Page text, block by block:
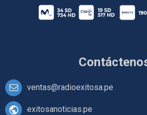
ventas@radioexitosa.pe
exitosanoticias.pe